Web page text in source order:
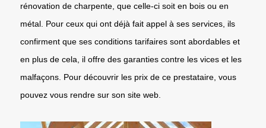
rénovation de charpente, que celle-ci soit en bois ou en
métal. Pour ceux qui ont déjà fait appel à ses services, ils
confirment que ses conditions tarifaires sont abordables et
en plus de cela, il offre des garanties contre les vices et les
malfaçons. Pour découvrir les prix de ce prestataire, vous
pouvez vous rendre sur son site web.